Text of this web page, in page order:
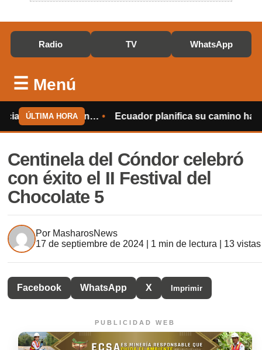
Radio TV WhatsApp
☰
ÚLTIMA HORA
en tramo Piuntza – Cambana Ecuador planifica su camino hacia el Mundial de 2030
Centinela del Cóndor celebró
con éxito el II Festival del
Chocolate 5
Por MasharosNews
17 de septiembre de 2024 | 1 min de lectura | 13 vistas
Facebook WhatsApp X Imprimir
PUBLICIDAD WEB